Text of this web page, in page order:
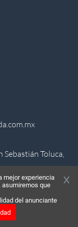
Sebastián Toluca,
mejor experiencia
asumiremos que
del anunciante